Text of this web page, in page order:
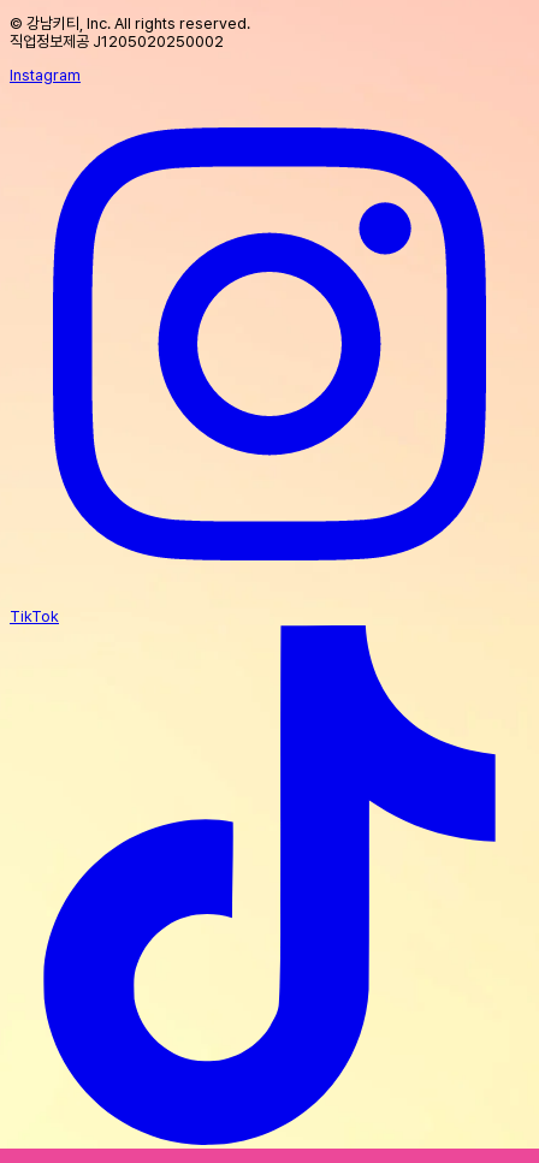
© 강남키티, Inc. All rights reserved.
직업정보제공 J1205020250002
Instagram
TikTok